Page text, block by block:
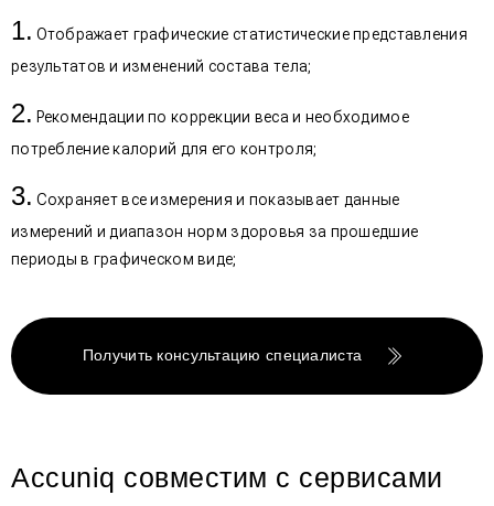
Отображает графические статистические представления
результатов и изменений состава тела;
Рекомендации по коррекции веса и необходимое
потребление калорий для его контроля;
Сохраняет все измерения и показывает данные
измерений и диапазон норм здоровья за прошедшие
периоды в графическом виде;
Получить консультацию специалиста
Accuniq совместим с сервисами